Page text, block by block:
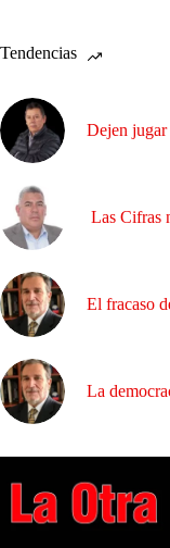
Tendencias
Dejen
Las Cifras
El fracaso
La